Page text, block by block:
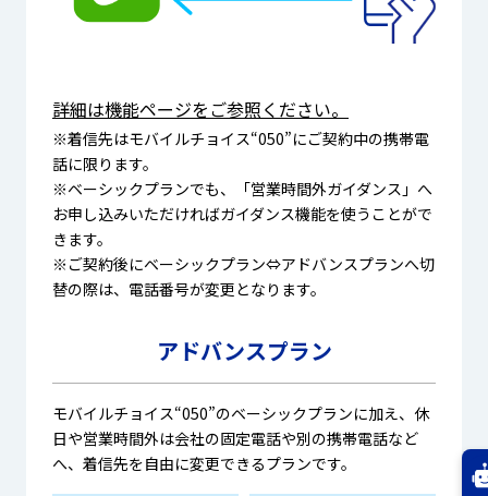
詳細は機能ページをご参照ください。
※着信先はモバイルチョイス“050”にご契約中の携帯電
話に限ります。
※ベーシックプランでも、「営業時間外ガイダンス」へ
お申し込みいただければガイダンス機能を使うことがで
きます。
※ご契約後にベーシックプラン⇔アドバンスプランへ切
替の際は、電話番号が変更となります。
アドバンスプラン
モバイルチョイス“050”のベーシックプランに加え、休
日や営業時間外は会社の固定電話や別の携帯電話など
へ、 着信先を自由に変更できるプランです。